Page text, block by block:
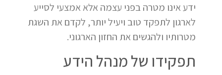
ידע אינו מטרה בפני עצמה אלא אמצעי לסייע
לארגון לתפקד טוב ויעיל יותר, לקדם את השגת
מטרותיו ולהגשים את החזון הארגוני.
תפקידו של מנהל הידע